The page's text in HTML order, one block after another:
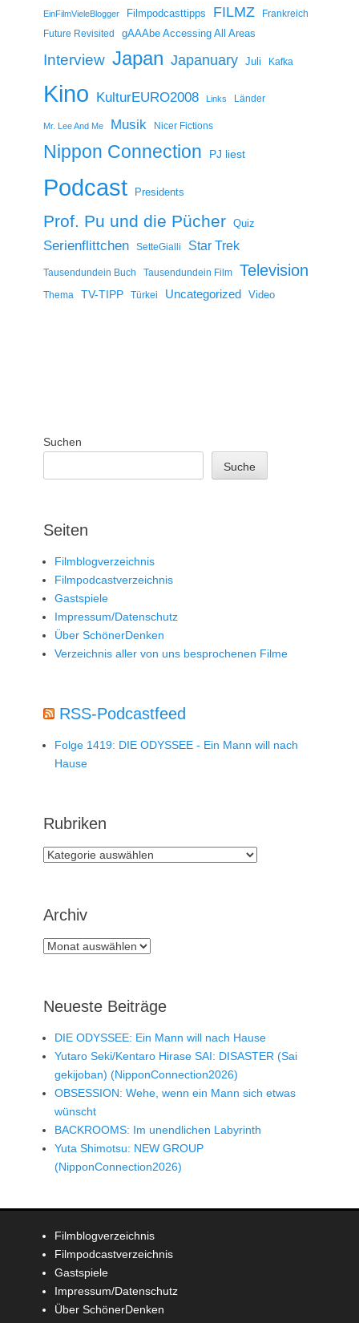
EinFilmVieleBlogger Filmpodcasttipps FILMZ
Frankreich
Future Revisited
gAAAbe Accessing All Areas
Interview Japan Japanuary Juli Kafka
Kino KulturEURO2008 Links Länder
Mr. Lee And Me Musik Nicer Fictions
Nippon Connection PJ liest
Podcast Presidents
Prof. Pu und die Pücher Quiz
Serienflittchen SetteGialli Star Trek
Tausendundein Buch Tausendundein Film Television
Thema TV-TIPP Türkei Uncategorized Video
Suchen
Suche
Seiten
Filmblogverzeichnis
Filmpodcastverzeichnis
Gastspiele
Impressum/Datenschutz
Über SchönerDenken
Verzeichnis aller von uns besprochenen Filme
RSS-Podcastfeed
Folge 1419: DIE ODYSSEE - Ein Mann will nach
Hause
Rubriken
Rubriken
Archiv
Archiv
Neueste Beiträge
DIE ODYSSEE: Ein Mann will nach Hause
Yutaro Seki/Kentaro Hirase SAI: DISASTER (Sai
gekijoban) (NipponConnection2026)
OBSESSION: Wehe, wenn ein Mann sich etwas
wünscht
BACKROOMS: Im unendlichen Labyrinth
Yuta Shimotsu: NEW GROUP
(NipponConnection2026)
Filmblogverzeichnis
Filmpodcastverzeichnis
Gastspiele
Impressum/Datenschutz
Über SchönerDenken